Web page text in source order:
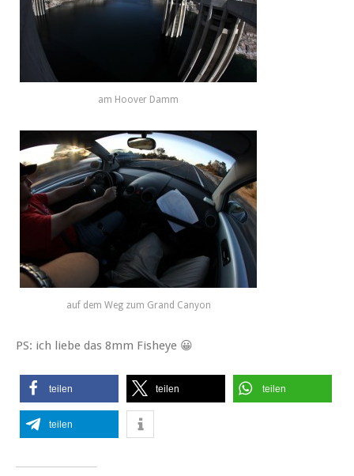
am Hoover Damm
auf dem Weg zum Grand Canyon
PS: ich liebe das 8mm Fisheye 😀
teilen teilen teilen
teilen